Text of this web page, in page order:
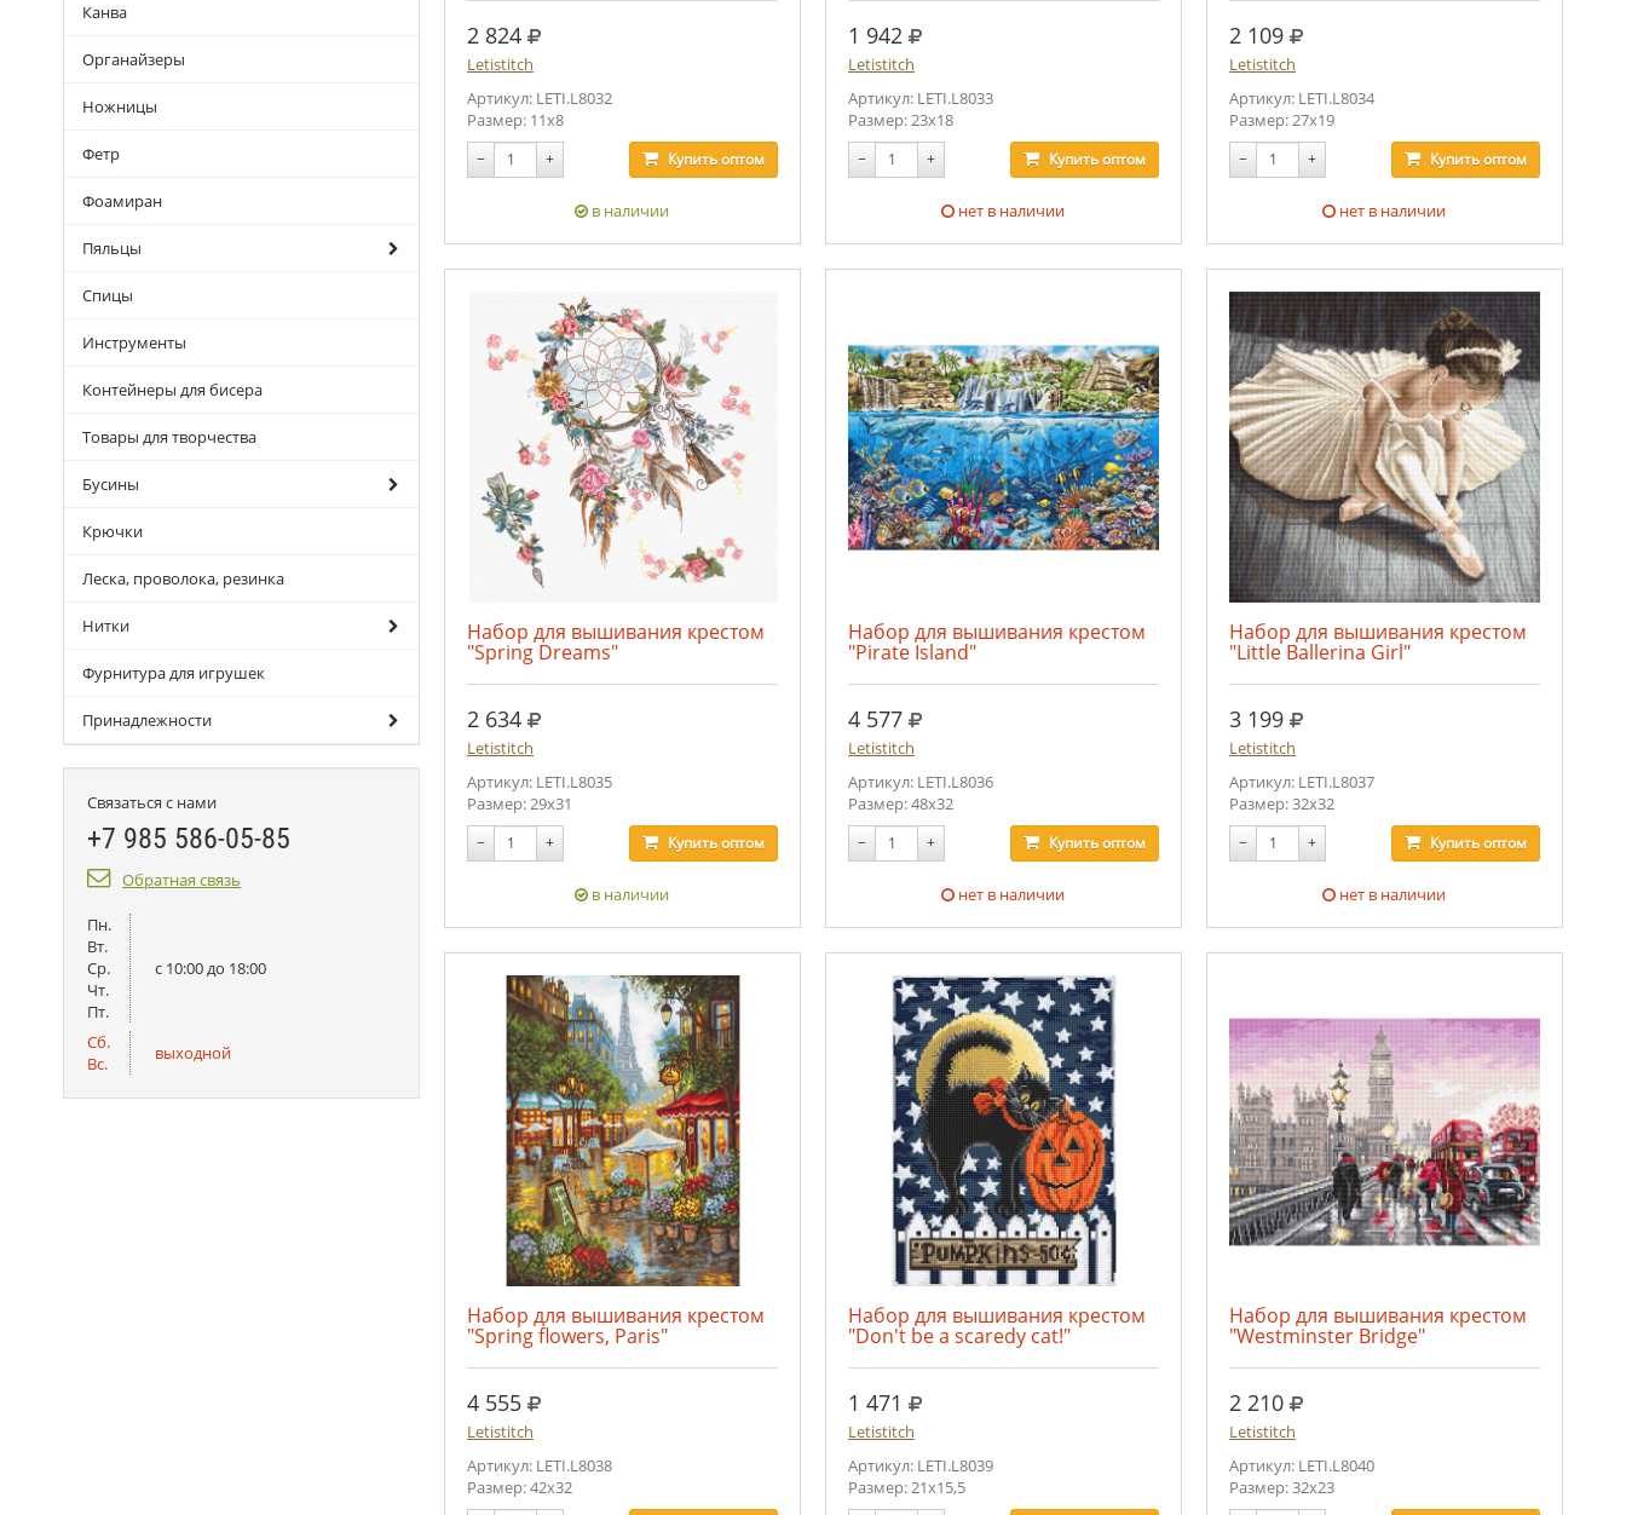
Канва
Органайзеры
Ножницы
Фетр
Фоамиран
Пяльцы
Спицы
Инструменты
Контейнеры для бисера
Товары для творчества
Бусины
Крючки
Леска, проволока, резинка
Нитки
Фурнитура для игрушек
Принадлежности
Связаться с нами
+7 985 586-05-85
Обратная связь
Пн.
Вт.
Ср.
Чт.
Пт.
c 10:00 до 18:00
Сб.
Вс.
выходной
2 824 руб.
Letistitch
Артикул: LETI.L8032
Размер: 11x8
− + Купитьоптом
в наличии
1 942 руб.
Letistitch
Артикул: LETI.L8033
Размер: 23x18
− + Купитьоптом
нет в наличии
2 109 руб.
Letistitch
Артикул: LETI.L8034
Размер: 27x19
− + Купитьоптом
нет в наличии
Набор для вышивания крестом
"Spring Dreams"
2 634 руб.
Letistitch
Артикул: LETI.L8035
Размер: 29x31
− + Купитьоптом
в наличии
Набор для вышивания крестом
"Pirate Island"
4 577 руб.
Letistitch
Артикул: LETI.L8036
Размер: 48x32
− + Купитьоптом
нет в наличии
Набор для вышивания крестом
"Little Ballerina Girl"
3 199 руб.
Letistitch
Артикул: LETI.L8037
Размер: 32x32
− + Купитьоптом
нет в наличии
Набор для вышивания крестом
"Spring flowers, Paris"
4 555 руб.
Letistitch
Артикул: LETI.L8038
Размер: 42x32
Набор для вышивания крестом
"Don't be a scaredy cat!"
1 471 руб.
Letistitch
Артикул: LETI.L8039
Размер: 21x15,5
Набор для вышивания крестом
"Westminster Bridge"
2 210 руб.
Letistitch
Артикул: LETI.L8040
Размер: 32x23